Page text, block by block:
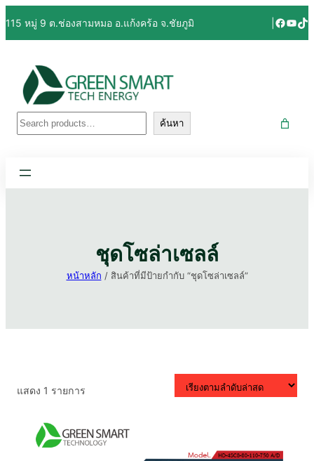
ไป
ยัง
115 หมู่ 9 ต.ช่องสามหมอ อ.แก้งคร้อ จ.ชัยภูมิ
ค้นหา ค้นหา
ชุดโซล่าเซลล์
หน้าหลัก / สินค้าที่มีป้ายกำกับ “ชุดโซล่าเซลล์”
แสดง 1 รายการ